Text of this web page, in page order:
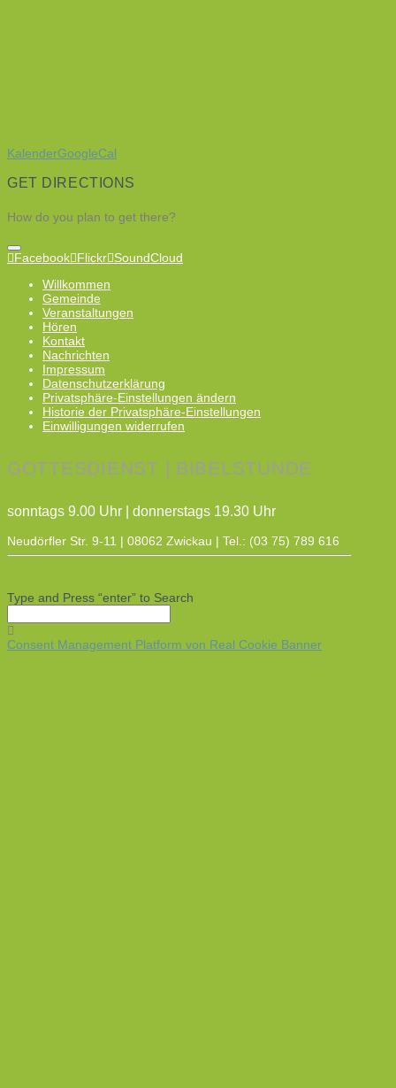
KalenderGoogleCal
GET DIRECTIONS
How do you plan to get there?
Facebook Flickr SoundCloud
Willkommen
Gemeinde
Veranstaltungen
Hören
Kontakt
Nachrichten
Impressum
Datenschutzerklärung
Privatsphäre-Einstellungen ändern
Historie der Privatsphäre-Einstellungen
Einwilligungen widerrufen
GOTTESDIENST | BIBELSTUNDE
sonntags 9.00 Uhr | donnerstags 19.30 Uhr
Neudörfler Str. 9-11 | 08062 Zwickau | Tel.: (03 75) 789 616
Type and Press “enter” to Search
Consent Management Platform von Real Cookie Banner